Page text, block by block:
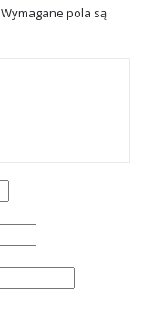
Wymagane pola są